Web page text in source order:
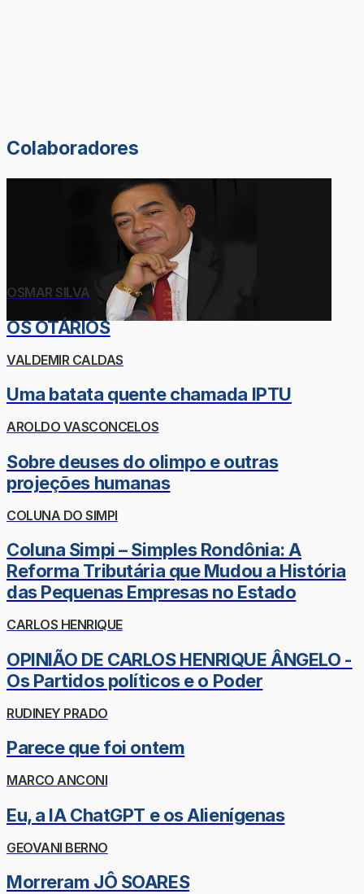
Colaboradores
OSMAR SILVA
OS OTÁRIOS
VALDEMIR CALDAS
Uma batata quente chamada IPTU
AROLDO VASCONCELOS
Sobre deuses do olimpo e outras
projeções humanas
COLUNA DO SIMPI
Coluna Simpi – Simples Rondônia: A
Reforma Tributária que Mudou a História
das Pequenas Empresas no Estado
CARLOS HENRIQUE
OPINIÃO DE CARLOS HENRIQUE ÂNGELO -
Os Partidos políticos e o Poder
RUDINEY PRADO
Parece que foi ontem
MARCO ANCONI
Eu, a IA ChatGPT e os Alienígenas
GEOVANI BERNO
Morreram JÔ SOARES